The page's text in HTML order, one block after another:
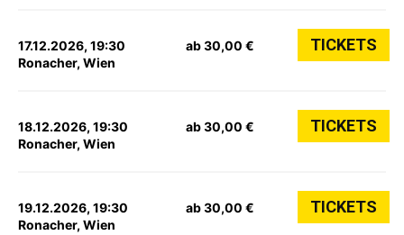
17.12.2026, 19:30
Ronacher, Wien
ab 30,00 € TICKETS
18.12.2026, 19:30
Ronacher, Wien
ab 30,00 € TICKETS
19.12.2026, 19:30
Ronacher, Wien
ab 30,00 € TICKETS